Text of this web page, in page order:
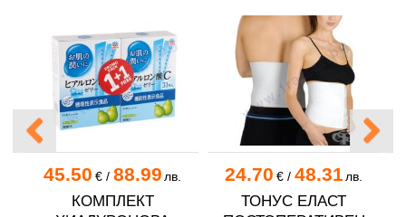
45.50 €/ 88.99 лв.
КОМПЛЕКТ
24.70 €/ 48.31лв.
ТОНУС ЕЛАСТ